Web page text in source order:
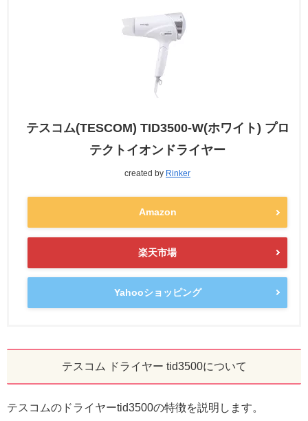
テスコム(TESCOM) TID3500-W(ホワイト) プロ
テクトイオンドライヤー
created by Rinker
Amazon
楽天市場
Yahooショッピング
テスコム ドライヤー tid3500について
テスコムのドライヤーtid3500の特徴を説明します。